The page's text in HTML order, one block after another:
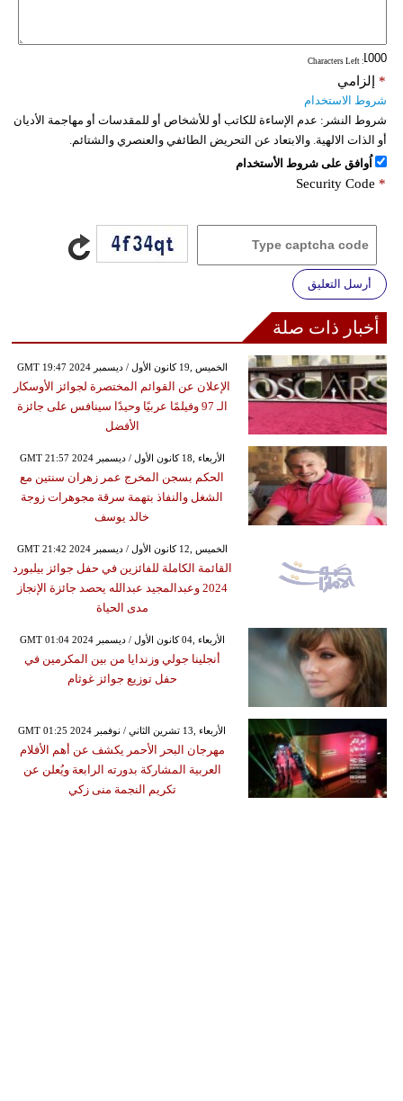
: Characters Left
إلزامي *
شروط الاستخدام
شروط النشر: عدم الإساءة للكاتب أو للأشخاص أو للمقدسات أو مهاجمة الأديان
أو الذات الالهية. والابتعاد عن التحريض الطائفي والعنصري والشتائم.
اُوافق على شروط الأستخدام
Security Code *
أرسل التعليق
أخبار ذات صلة
GMT 19:47 2024 الخميس ,19 كانون الأول / ديسمبر
الإعلان عن القوائم المختصرة لجوائز الأوسكار
الـ 97 وفيلمًا عربيًا وحيدًا سينافس على جائزة
الأفضل
GMT 21:57 2024 الأربعاء ,18 كانون الأول / ديسمبر
الحكم بسجن المخرج عمر زهران سنتين مع
الشغل والنفاذ بتهمة سرقة مجوهرات زوجة
خالد يوسف
GMT 21:42 2024 الخميس ,12 كانون الأول / ديسمبر
القائمة الكاملة للفائزين في حفل جوائز بيلبورد
2024 وعبدالمجيد عبدالله يحصد جائزة الإنجاز
مدى الحياة
GMT 01:04 2024 الأربعاء ,04 كانون الأول / ديسمبر
أنجلينا جولي وزندايا من بين المكرمين في
حفل توزيع جوائز غوثام
GMT 01:25 2024 الأربعاء ,13 تشرين الثاني / نوفمبر
مهرجان البحر الأحمر يكشف عن أهم الأفلام
العربية المشاركة بدورته الرابعة ويُعلن عن
تكريم النجمة منى زكي